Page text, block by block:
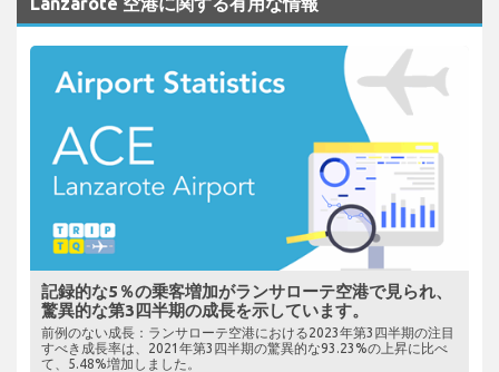
記録的な5％の乗客増加がランサローテ空港で見られ、
驚異的な第3四半期の成長を示しています。
前例のない成長：ランサローテ空港における2023年第3四半期の注目
すべき成長率は、2021年第3四半期の驚異的な93.23%の上昇に比べ
て、5.48%増加しました。